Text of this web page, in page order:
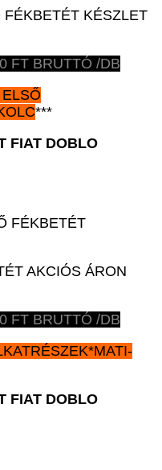
KÉSZLET
FT BRUTTÓ /DB
ELSŐ
***
FIAT DOBLO
FÉKBETÉT
AKCIÓS ÁRON
FT BRUTTÓ /DB
*MATI-
FIAT DOBLO